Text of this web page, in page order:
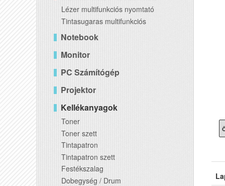
Lézer multifunkciós nyomtató
Tintasugaras multifunkciós
Notebook
Monitor
PC Számítógép
Projektor
Kellékanyagok
Toner
Toner szett
Tintapatron
Tintapatron szett
Festékszalag
Dobegység / Drum